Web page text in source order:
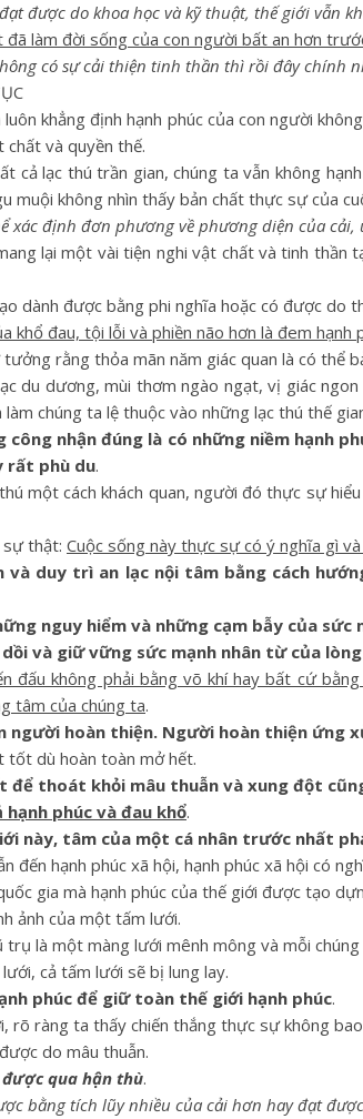
được do khoa học và kỹ thuật, thế giới vẫn
đã làm đời sống của con người bất an hơn
có sự cải thiện tinh thần thì rồi đây chính
khẳng định hạnh phúc của con người
và quyền thế.
cả lạc thú trần gian, chúng ta vẫn không
muội không nhìn thấy bản chất thực sự của
xác định đơn phương về phương diện của cải,
lại một vài tiện nghi vật chất và tinh thần
dành được bằng phi nghĩa hoặc có được do
khổ đau, tội lỗi và phiền não hơn là đem hạnh
rằng thỏa mãn năm giác quan là có thể
du dương, mùi thơm ngào ngạt, vị giác
chúng ta lệ thuộc vào những lạc thú thế
công nhận đúng là có những niềm hạnh
rất phù du.
một cách khách quan, người đó thực sự
thật: Cuộc sống này thực sự có ý nghĩa gì
duy trì an lạc nội tâm bằng cách
nguy hiểm và những cạm bẫy của sức
và giữ vững sức mạnh nhân từ của
đấu không phải bằng võ khí hay bất cứ
tâm của chúng ta.
người hoàn thiện. Người hoàn thiện ứng
tốt dù hoàn toàn mở hết.
để thoát khỏi mâu thuẫn và xung đột
phúc và đau khổ.
này, tâm của một cá nhân trước nhất
đến hạnh phúc xã hội, hạnh phúc xã hội có
gia mà hạnh phúc của thế giới được tạo
ảnh của một tấm lưới.
là một màng lưới mênh mông và mỗi
cả tấm lưới sẽ bị lung lay.
phúc để giữ toàn thế giới hạnh phúc.
rõ ràng ta thấy chiến thắng thực sự không
do mâu thuẫn.
qua hận thù.
bằng tích lũy nhiều của cải hơn hay đạt